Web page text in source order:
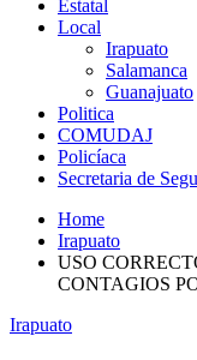
Estatal
Local
Irapuato
Salamanca
Guanajuato
Politica
COMUDAJ
Policíaca
Secretaria de
Home
Irapuato
USO
CONTAGIOS
Irapuato